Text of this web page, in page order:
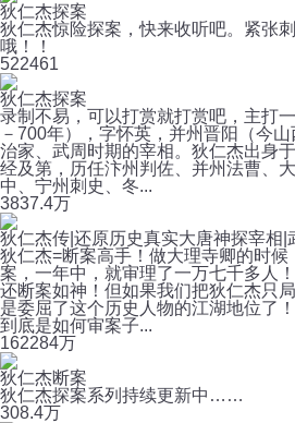
狄仁杰探案
狄仁杰惊险探案，快来收听吧。紧张
哦！！
522461
狄仁杰探案
录制不易，可以打赏就打赏吧，主打
－700年），字怀英，并州晋阳（今
治家、武周时期的宰相。狄仁杰出身
经及第，历任汴州判佐、并州法曹、
中、宁州刺史、冬...
3837.4万
狄仁杰传|还原历史真实大唐神探宰相|
狄仁杰=断案高手！做大理寺卿的时候
案，一年中，就审理了一万七千多人
还断案如神！但如果我们把狄仁杰只
是委屈了这个历史人物的江湖地位了
到底是如何审案子...
162284万
狄仁杰断案
狄仁杰探案系列持续更新中……
308.4万